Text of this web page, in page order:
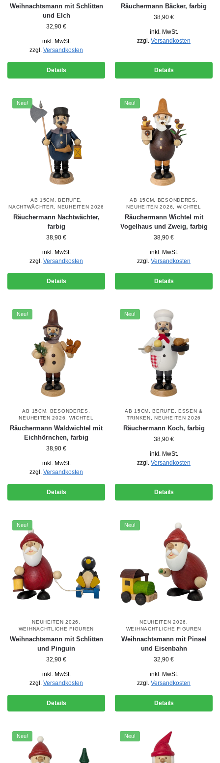
Weihnachtsmann mit Schlitten
und Elch
32,90 €
inkl. MwSt.
zzgl. Versandkosten
Details
Räuchermann Bäcker, farbig
38,90 €
inkl. MwSt.
zzgl. Versandkosten
Details
Neu!
AB 15CM ,BERUFE
NACHTWÄCHTER
NEUHEITEN 2026
Räuchermann Nachtwächter,
farbig
38,90 €
inkl. MwSt.
zzgl. Versandkosten
Details
Neu!
AB 15CM BESONDERES
NEUHEITEN 2026
WICHTEL
Räuchermann Wichtel mit
Vogelhaus und Zweig, farbig
38,90 €
inkl. MwSt.
zzgl. Versandkosten
Details
Neu!
AB 15CM BESONDERES
NEUHEITEN 2026
WICHTEL
Räuchermann Waldwichtel mit
Eichhörnchen, farbig
38,90 €
inkl. MwSt.
zzgl. Versandkosten
Details
Neu!
AB 15CM ,BERUFE
ESSEN &
TRINKEN ,NEUHEITEN 2026
Räuchermann Koch, farbig
38,90 €
inkl. MwSt.
zzgl. Versandkosten
Details
Neu!
NEUHEITEN 2026
WEIHNACHTLICHE FIGUREN
Weihnachtsmann mit Schlitten
und Pinguin
32,90 €
inkl. MwSt.
zzgl. Versandkosten
Details
Neu!
NEUHEITEN 2026
WEIHNACHTLICHE FIGUREN
Weihnachtsmann mit Pinsel
und Eisenbahn
32,90 €
inkl. MwSt.
zzgl. Versandkosten
Details
Neu! Neu!